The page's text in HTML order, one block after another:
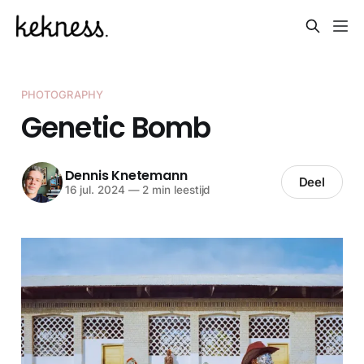
PHOTOGRAPHY
Genetic Bomb
Dennis Knetemann
16 jul. 2024 —2 min leestijd Deel